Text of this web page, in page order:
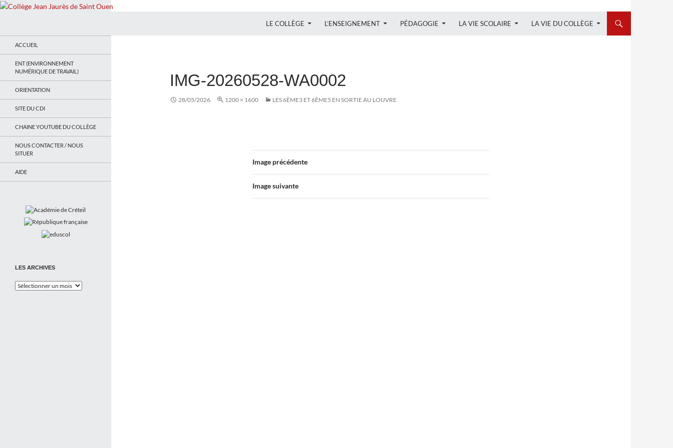
LE COLLÈGE L’ENSEIGNEMENT PÉDAGOGIE LA VIE SCOLAIRE LA VIE DU COLLÈGE
IMG-20260528-WA0002
28/05/2026 1200 × 1600 LES 6ÈME3 ET 6ÈME5 EN SORTIE AU LOUVRE
Image précédente
Image suivante
ACCUEIL
ENT (ENVIRONNEMENT
NUMÉRIQUE DE TRAVAIL)
ORIENTATION
SITE DU CDI
CHAINE YOUTUBE DU COLLÈGE
NOUS CONTACTER / NOUS
SITUER
AIDE
LES ARCHIVES
Les